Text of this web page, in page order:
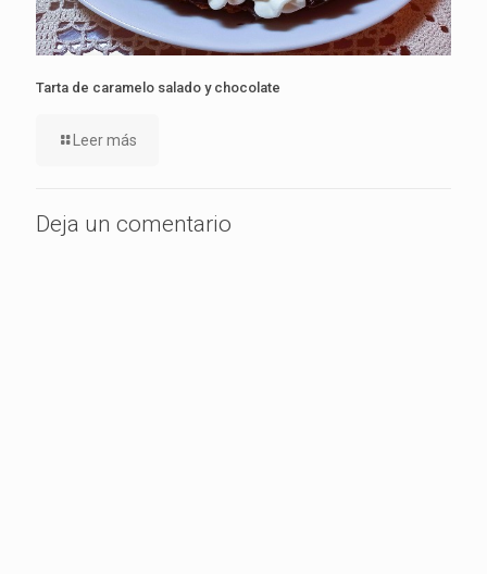
Tarta de caramelo salado y chocolate
Leer más
Deja un comentario